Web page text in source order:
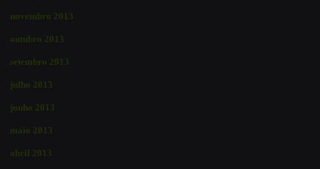
novembro 2013
outubro 2013
setembro 2013
julho 2013
junho 2013
maio 2013
abril 2013